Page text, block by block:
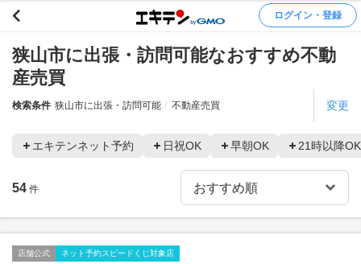
ログイン・登録
狭山市に出張・訪問可能なおすすめ不動
産売買
検索条件 狭山市に出張・訪問可能 不動産売買 変更
エキテンネット予約 日祝OK 早朝OK 21時以降OK
54 件
店舗公式 ネット予約スピードくじ対象店